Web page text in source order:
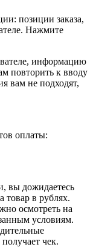
позиции заказа,
Нажмите
информацию
повторить к вводу
вам не подходят,
оплаты:
вы дожидаетесь
товар в рублях.
осмотреть на
условиям.
чек.